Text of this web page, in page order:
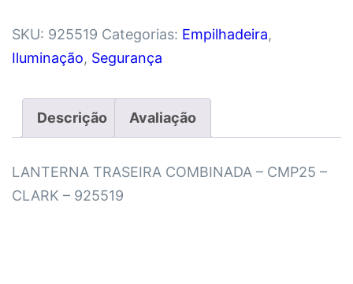
SKU: 925519 Categorias: Empilhadeira,
Iluminação, Segurança
Descrição Avaliação
LANTERNA TRASEIRA COMBINADA – CMP25 –
CLARK – 925519